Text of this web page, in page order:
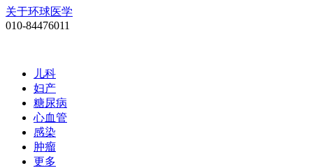
关于环球医学
010-84476011
儿科
妇产
糖尿病
心血管
感染
肿瘤
更多